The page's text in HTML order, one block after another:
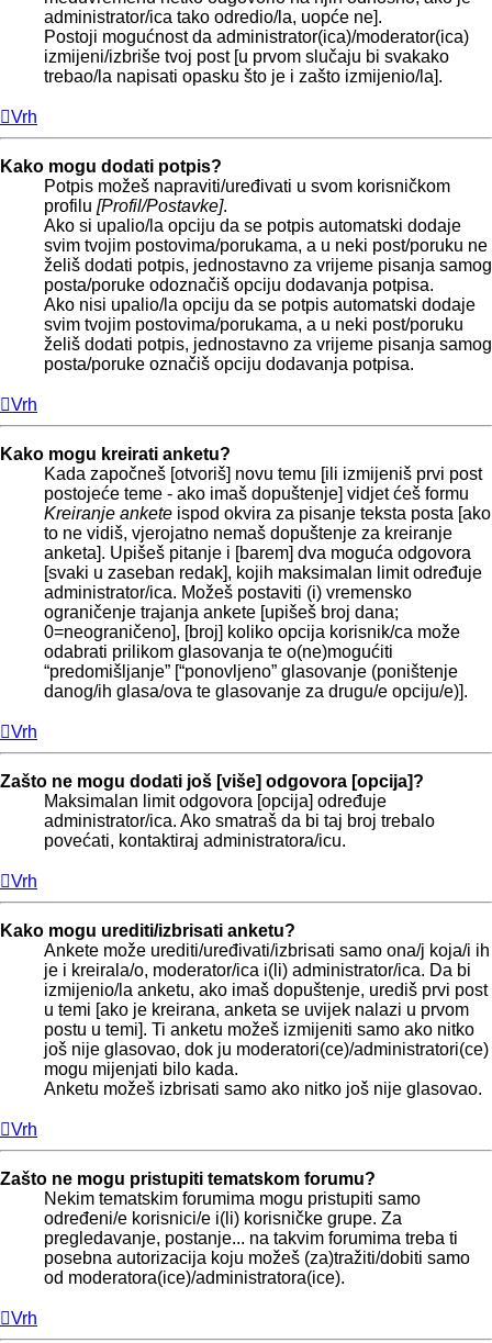
administrator/ica tako odredio/la, uopće ne].
Postoji mogućnost da administrator(ica)/moderator(ica)
izmijeni/izbriše tvoj post [u prvom slučaju bi svakako
trebao/la napisati opasku što je i zašto izmijenio/la].
Vrh
Kako mogu dodati potpis?
Potpis možeš napraviti/uređivati u svom korisničkom
profilu [Profil/Postavke].
Ako si upalio/la opciju da se potpis automatski dodaje
svim tvojim postovima/porukama, a u neki post/poruku ne
želiš dodati potpis, jednostavno za vrijeme pisanja samog
posta/poruke odoznačiš opciju dodavanja potpisa.
Ako nisi upalio/la opciju da se potpis automatski dodaje
svim tvojim postovima/porukama, a u neki post/poruku
želiš dodati potpis, jednostavno za vrijeme pisanja samog
posta/poruke označiš opciju dodavanja potpisa.
Vrh
Kako mogu kreirati anketu?
Kada započneš [otvoriš] novu temu [ili izmijeniš prvi post
postojeće teme - ako imaš dopuštenje] vidjet ćeš formu
Kreiranje ankete ispod okvira za pisanje teksta posta [ako
to ne vidiš, vjerojatno nemaš dopuštenje za kreiranje
anketa]. Upišeš pitanje i [barem] dva moguća odgovora
[svaki u zaseban redak], kojih maksimalan limit određuje
administrator/ica. Možeš postaviti (i) vremensko
ograničenje trajanja ankete [upišeš broj dana;
0=neograničeno], [broj] koliko opcija korisnik/ca može
odabrati prilikom glasovanja te o(ne)mogućiti
“predomišljanje” [“ponovljeno” glasovanje (poništenje
danog/ih glasa/ova te glasovanje za drugu/e opciju/e)].
Vrh
Zašto ne mogu dodati još [više] odgovora [opcija]?
Maksimalan limit odgovora [opcija] određuje
administrator/ica. Ako smatraš da bi taj broj trebalo
povećati, kontaktiraj administratora/icu.
Vrh
Kako mogu urediti/izbrisati anketu?
Ankete može urediti/uređivati/izbrisati samo ona/j koja/i ih
je i kreirala/o, moderator/ica i(li) administrator/ica. Da bi
izmijenio/la anketu, ako imaš dopuštenje, urediš prvi post
u temi [ako je kreirana, anketa se uvijek nalazi u prvom
postu u temi]. Ti anketu možeš izmijeniti samo ako nitko
još nije glasovao, dok ju moderatori(ce)/administratori(ce)
mogu mijenjati bilo kada.
Anketu možeš izbrisati samo ako nitko još nije glasovao.
Vrh
Zašto ne mogu pristupiti tematskom forumu?
Nekim tematskim forumima mogu pristupiti samo
određeni/e korisnici/e i(li) korisničke grupe. Za
pregledavanje, postanje... na takvim forumima treba ti
posebna autorizacija koju možeš (za)tražiti/dobiti samo
od moderatora(ice)/administratora(ice).
Vrh